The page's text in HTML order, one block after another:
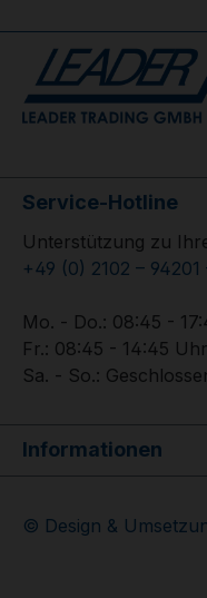
Service-Hotline
Unterstützung zu
+49 (0) 2102 – 94201
Mo. - Do.: 08:45 -
Fr.: 08:45 - 14:45 Uhr
Sa. - So.:
Informationen
© Design &